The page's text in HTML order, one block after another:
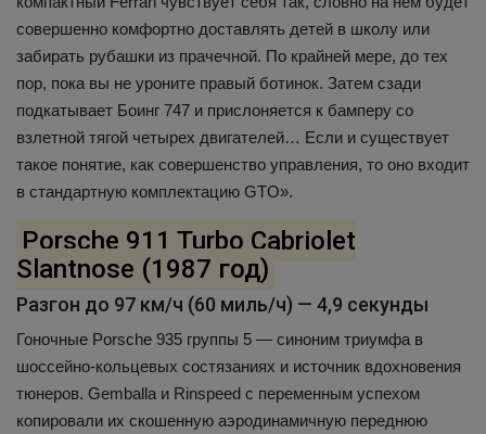
совершенно комфортно доставлять детей в школу или
забирать рубашки из прачечной. По крайней мере, до тех
пор, пока вы не уроните правый ботинок. Затем сзади
подкатывает Боинг 747 и прислоняется к бамперу со
взлетной тягой четырех двигателей… Если и существует
такое понятие, как совершенство управления, то оно входит
в стандартную комплектацию GTO».
Porsche 911 Turbo Cabriolet
Slantnose (1987 год)
Разгон до 97 км/ч (60 миль/ч) — 4,9 секунды
Гоночные Porsche 935 группы 5 — синоним триумфа в
шоссейно-кольцевых состязаниях и источник вдохновения
тюнеров. Gemballa и Rinspeed с переменным успехом
копировали их скошенную аэродинамичную переднюю